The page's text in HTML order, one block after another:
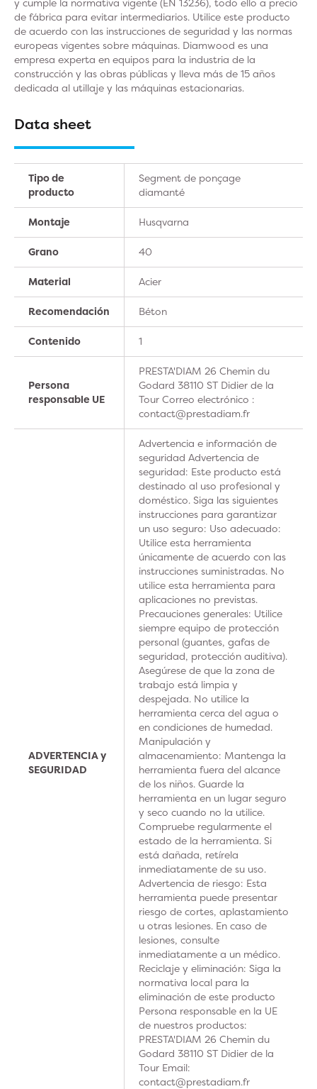
de fábrica para evitar intermediarios. Utilice este producto
de acuerdo con las instrucciones de seguridad y las normas
europeas vigentes sobre máquinas. Diamwood es una
empresa experta en equipos para la industria de la
construcción y las obras públicas y lleva más de 15 años
dedicada al utillaje y las máquinas estacionarias.
Data sheet
Tipo de
producto
Segment de ponçage
diamanté
Montaje Husqvarna
Grano 40
Material Acier
Recomendación Béton
Contenido 1
Persona
responsable UE
PRESTA'DIAM 26 Chemin du
Godard 38110 ST Didier de la
Tour Correo electrónico :
contact@prestadiam.fr
ADVERTENCIA y
SEGURIDAD
Advertencia e información de
seguridad Advertencia de
seguridad: Este producto está
destinado al uso profesional y
doméstico. Siga las siguientes
instrucciones para garantizar
un uso seguro: Uso adecuado:
Utilice esta herramienta
únicamente de acuerdo con las
instrucciones suministradas. No
utilice esta herramienta para
aplicaciones no previstas.
Precauciones generales: Utilice
siempre equipo de protección
personal (guantes, gafas de
seguridad, protección auditiva).
Asegúrese de que la zona de
trabajo está limpia y
despejada. No utilice la
herramienta cerca del agua o
en condiciones de humedad.
Manipulación y
almacenamiento: Mantenga la
herramienta fuera del alcance
de los niños. Guarde la
herramienta en un lugar seguro
y seco cuando no la utilice.
Compruebe regularmente el
estado de la herramienta. Si
está dañada, retírela
inmediatamente de su uso.
Advertencia de riesgo: Esta
herramienta puede presentar
riesgo de cortes, aplastamiento
u otras lesiones. En caso de
lesiones, consulte
inmediatamente a un médico.
Reciclaje y eliminación: Siga la
normativa local para la
eliminación de este producto
Persona responsable en la UE
de nuestros productos:
PRESTA'DIAM 26 Chemin du
Godard 38110 ST Didier de la
Tour Email:
contact@prestadiam.fr